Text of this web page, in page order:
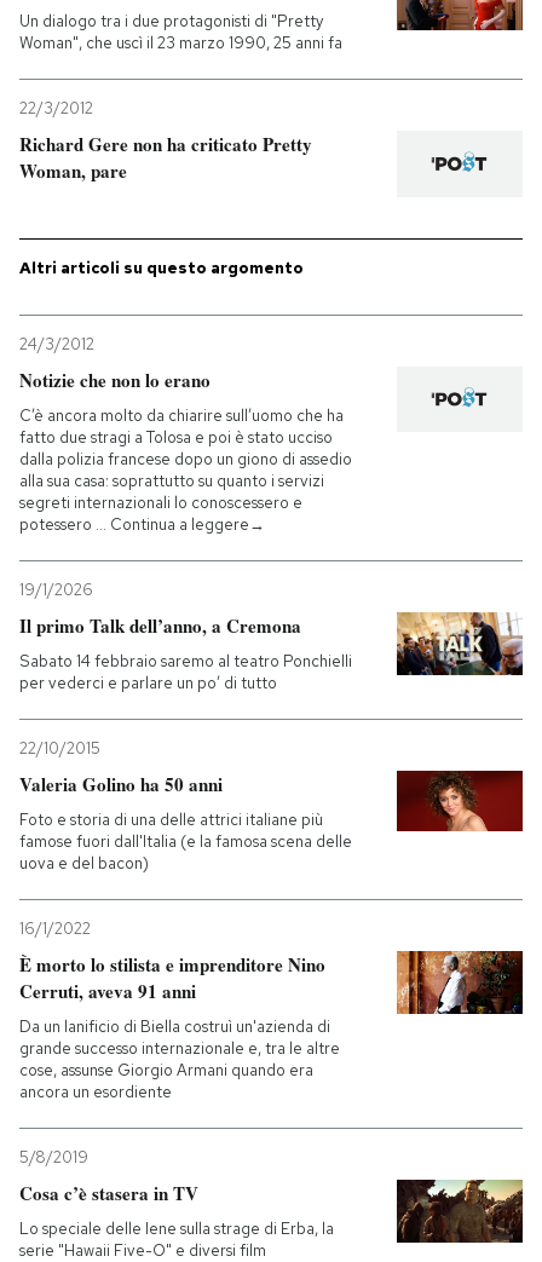
NEWSLETTER
I MIEI PREFERITI
CALENDARIO
AREA PERSONALE
Entra
Un dialogo tra i due protagonisti di "Pretty
Woman", che uscì il 23 marzo 1990, 25 anni fa
22/3/2012
Richard Gere non ha criticato Pretty
Woman, pare
Altri articoli su questo argomento
24/3/2012
Notizie che non lo erano
C’è ancora molto da chiarire sull’uomo che ha
fatto due stragi a Tolosa e poi è stato ucciso
dalla polizia francese dopo un giono di assedio
alla sua casa: soprattutto su quanto i servizi
segreti internazionali lo conoscessero e
potessero … Continua a leggere→
19/1/2026
Il primo Talk dell’anno, a Cremona
Sabato 14 febbraio saremo al teatro Ponchielli
per vederci e parlare un po’ di tutto
22/10/2015
Valeria Golino ha 50 anni
Foto e storia di una delle attrici italiane più
famose fuori dall'Italia (e la famosa scena delle
uova e del bacon)
16/1/2022
È morto lo stilista e imprenditore Nino
Cerruti, aveva 91 anni
Da un lanificio di Biella costruì un'azienda di
grande successo internazionale e, tra le altre
cose, assunse Giorgio Armani quando era
ancora un esordiente
5/8/2019
Cosa c’è stasera in TV
Lo speciale delle Iene sulla strage di Erba, la
serie "Hawaii Five-O" e diversi film